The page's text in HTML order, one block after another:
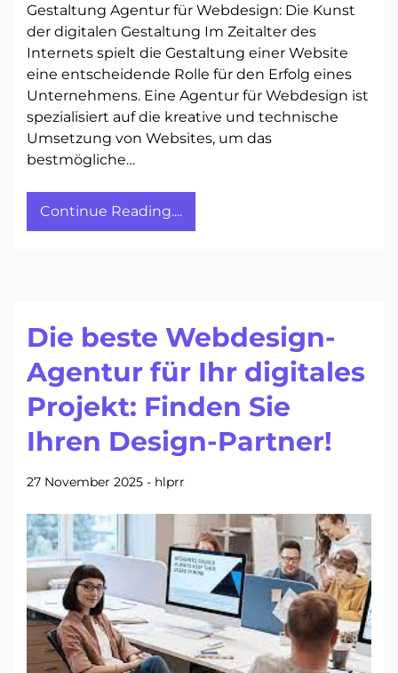
Gestaltung Agentur für Webdesign: Die Kunst
der digitalen Gestaltung Im Zeitalter des
Internets spielt die Gestaltung einer Website
eine entscheidende Rolle für den Erfolg eines
Unternehmens. Eine Agentur für Webdesign ist
spezialisiert auf die kreative und technische
Umsetzung von Websites, um das
bestmögliche…
Continue Reading....
Die beste Webdesign-
Agentur für Ihr digitales
Projekt: Finden Sie
Ihren Design-Partner!
27 November 2025 - hlprr